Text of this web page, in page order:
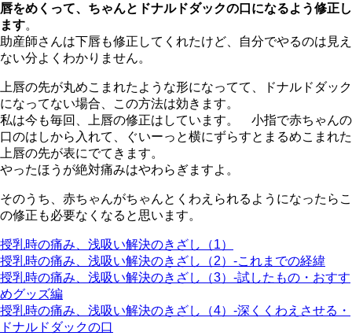
唇をめくって、ちゃんとドナルドダックの口になるよう修正し
ます。
助産師さんは下唇も修正してくれたけど、自分でやるのは見え
ない分よくわかりません。
上唇の先が丸めこまれたような形になってて、ドナルドダック
になってない場合、この方法は効きます。
私は今も毎回、上唇の修正はしています。 小指で赤ちゃんの
口のはしから入れて、ぐいーっと横にずらすとまるめこまれた
上唇の先が表にでてきます。
やったほうが絶対痛みはやわらぎますよ。
そのうち、赤ちゃんがちゃんとくわえられるようになったらこ
の修正も必要なくなると思います。
授乳時の痛み、浅吸い解決のきざし（1）
授乳時の痛み、浅吸い解決のきざし（2）-これまでの経緯
授乳時の痛み、浅吸い解決のきざし（3）-試したもの・おすす
めグッズ編
授乳時の痛み、浅吸い解決のきざし（4）-深くくわえさせる・
ドナルドダックの口